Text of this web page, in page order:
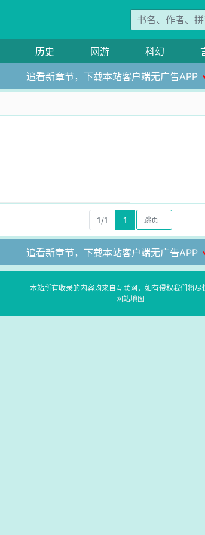
历史 网游 科幻
追看新章节，下载本站客户端无广告APP
1/1 1
追看新章节，下载本站客户端无广告APP
本站所有收录的内容均来自互联网，如有侵权我们将尽
网站地图